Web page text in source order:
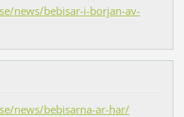
news/bebisar-i-borjan-av-
news/bebisarna-ar-har/